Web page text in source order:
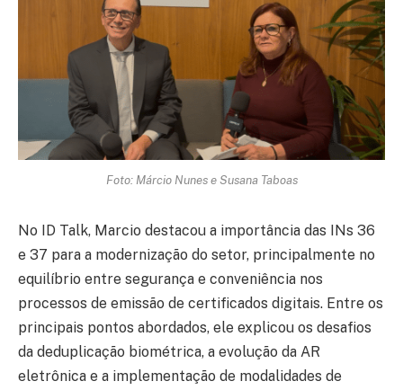
Foto: Márcio Nunes e Susana Taboas
No ID Talk, Marcio destacou a importância das INs 36
e 37 para a modernização do setor, principalmente no
equilíbrio entre segurança e conveniência nos
processos de emissão de certificados digitais. Entre os
principais pontos abordados, ele explicou os desafios
da deduplicação biométrica, a evolução da AR
eletrônica e a implementação de modalidades de